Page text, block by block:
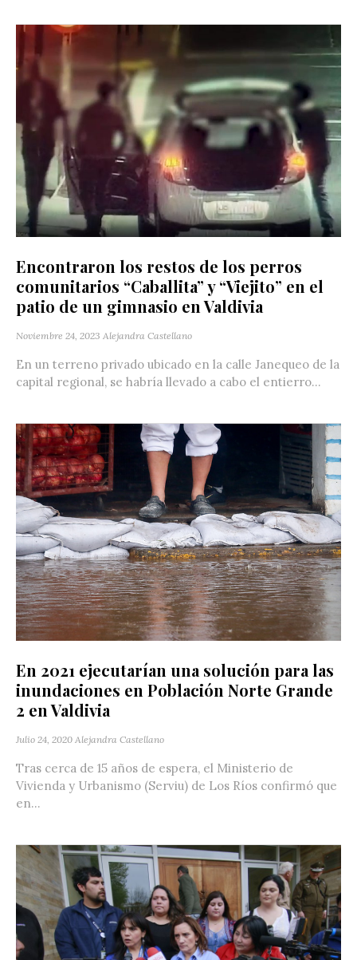
Encontraron los restos de los perros
comunitarios “Caballita” y “Viejito” en el
patio de un gimnasio en Valdivia
Noviembre 24, 2023 Alejandra Castellano
En un terreno privado ubicado en la calle Janequeo de la
capital regional, se habría llevado a cabo el entierro...
En 2021 ejecutarían una solución para las
inundaciones en Población Norte Grande
2 en Valdivia
Julio 24, 2020 Alejandra Castellano
Tras cerca de 15 años de espera, el Ministerio de
Vivienda y Urbanismo (Serviu) de Los Ríos confirmó que
en...